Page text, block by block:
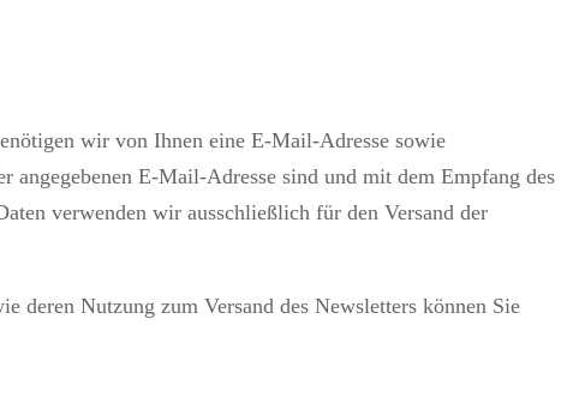
wir von Ihnen eine E-Mail-Adresse sowie
angegebenen E-Mail-Adresse sind und mit dem Empfang des
verwenden wir ausschließlich für den Versand der
Nutzung zum Versand des Newsletters können Sie